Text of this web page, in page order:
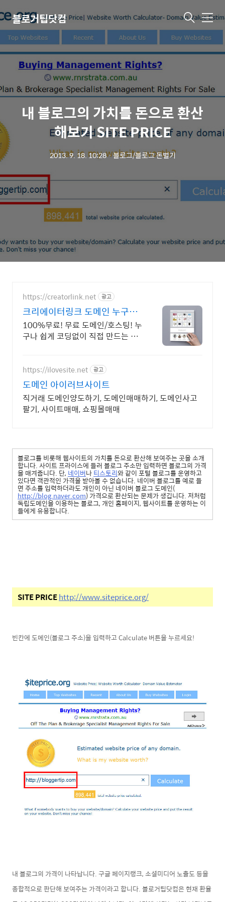
블로거팁닷컴 메
뉴
내 블로그의 가치를 돈으로 환산
해보기 SITE PRICE
2013. 9. 18. 10:28ㆍ블로그/블로그 돈벌기
https://creatorlink.net 광고
크리에이터링크 도메인 누구나
만드는 홈페이지
100%무료! 무료 도메인/호스팅! 누
구나 쉽게 코딩없이 직접 만드는 홈
리에이터링크에서.
https://ilovesite.net 광고
도메인 아이러브사이트
직거래 도메인양도하기, 도메인매매하기, 도메인사고
팔기, 사이트매매, 쇼핑몰매매
블로그를 비롯해 웹사이트의 가치를 돈으로 환산해 보여주는 곳을 소개
합니다. 사이트 프라이스에 들러 블로그 주소만 입력하면 블로그의 가격
을 매겨줍니다. 단, 네이버나티스토리와 같이 포털 블로그를 운영하고
있다면 객관적인 가격을 받아볼 수 없습니다. 네이버 블로그를 예로 들
면 주소를 입력하더라도 개인이 아닌 네이버 블로그 도메인(
http://blog.naver.com) 가격으로 환산되는 문제가 생깁니다. 저처럼
독립도메인을 이용하는 블로그, 개인 홈페이지, 웹사이트를 운영하는 이
들에게 유용합니다.
SITE PRICEhttp://www.siteprice.org/
빈칸에 도메인(블로그 주소)을 입력하고 Calculate 버튼을 누르세요!
내 블로그의 가격이 나타납니다. 구글 페이지랭크, 소셜미디어 노출도 등을
종합적으로 판단해 보여주는 가격이라고 합니다. 블로거팁닷컴은 현재 환율